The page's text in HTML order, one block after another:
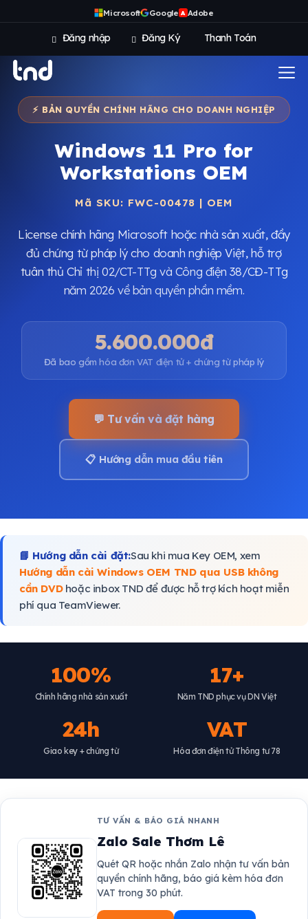
Microsoft Google A Adobe
Đăng nhập Đăng Ký Thanh Toán
⚡ BẢN QUYỀN CHÍNH HÃNG CHO DOANH NGHIỆP
Windows 11 Pro for
Workstations OEM
Mã SKU: FWC-00478 | OEM
License chính hãng Microsoft hoặc nhà sản xuất, đầy
đủ chứng từ pháp lý cho doanh nghiệp Việt, hỗ trợ
tuân thủ Chỉ thị 02/CT-TTg và Công điện 38/CĐ-TTg
năm 2026 về bản quyền phần mềm.
5.600.000đ
Đã bao gồm hóa đơn VAT điện tử + chứng từ pháp lý
💬 Tư vấn và đặt hàng
📋 Hướng dẫn mua đầu tiên
📘 Hướng dẫn cài đặt:Sau khi mua Key OEM, xem
Hướng dẫn cài Windows OEM TND qua USB không
cần DVDhoặc inbox TND để được hỗ trợ kích hoạt miễn
phí qua TeamViewer.
100%
Chính hãng nhà sản xuất
17+
Năm TND phục vụ DN Việt
24h
Giao key + chứng từ
VAT
Hóa đơn điện tử Thông tư 78
TƯ VẤN & BÁO GIÁ NHANH
Zalo Sale Thơm Lê
Quét QR hoặc nhắn Zalo nhận tư vấn bản
quyền chính hãng, báo giá kèm hóa đơn
VAT trong 30 phút.